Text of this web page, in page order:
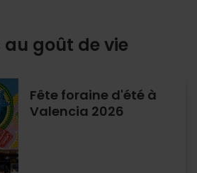
goût de vie
Fête foraine d'été à
Valencia 2026